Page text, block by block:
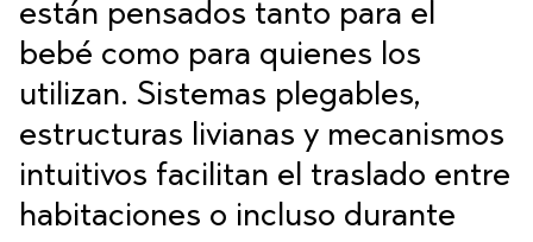
están pensados tanto para el
bebé como para quienes los
utilizan. Sistemas plegables,
estructuras livianas y mecanismos
intuitivos facilitan el traslado entre
habitaciones o incluso durante